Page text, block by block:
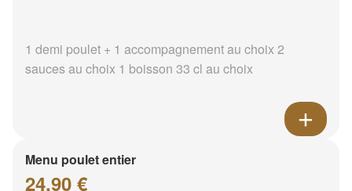
1 demi poulet + 1 accompagnement au choix 2
sauces au choix 1 boisson 33 cl au choix
Menu poulet entier
24.90 €